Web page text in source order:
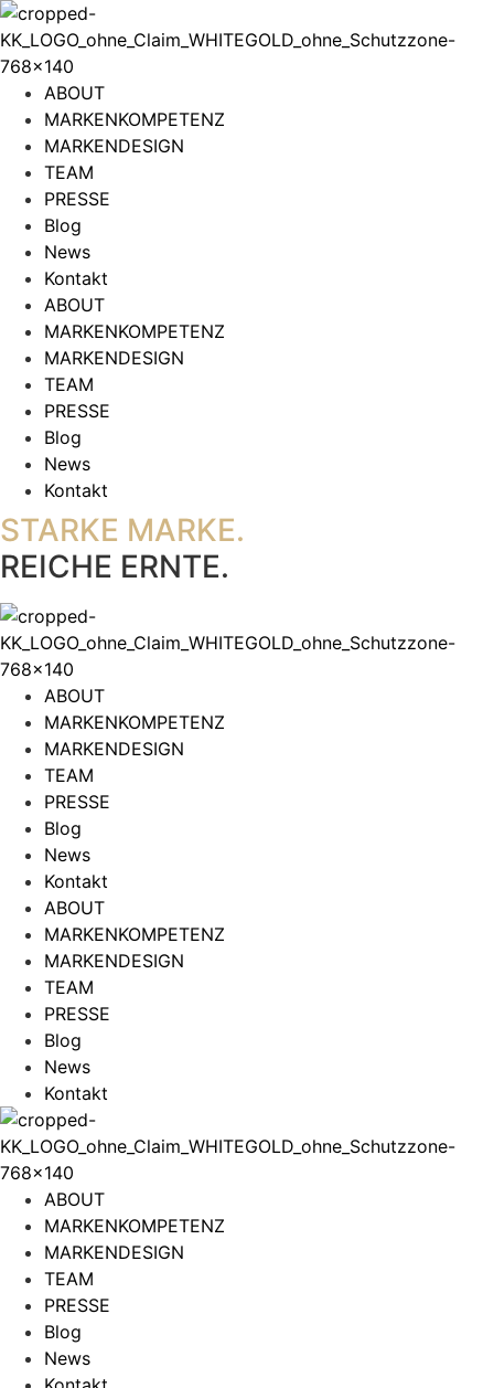
Zum
Inhalt
wechseln
ABOUT
MARKENKOMPETENZ
MARKENDESIGN
TEAM
PRESSE
Blog
News
Kontakt
ABOUT
MARKENKOMPETENZ
MARKENDESIGN
TEAM
PRESSE
Blog
News
Kontakt
STARKE MARKE.
REICHE ERNTE.
ABOUT
MARKENKOMPETENZ
MARKENDESIGN
TEAM
PRESSE
Blog
News
Kontakt
ABOUT
MARKENKOMPETENZ
MARKENDESIGN
TEAM
PRESSE
Blog
News
Kontakt
ABOUT
MARKENKOMPETENZ
MARKENDESIGN
TEAM
PRESSE
Blog
News